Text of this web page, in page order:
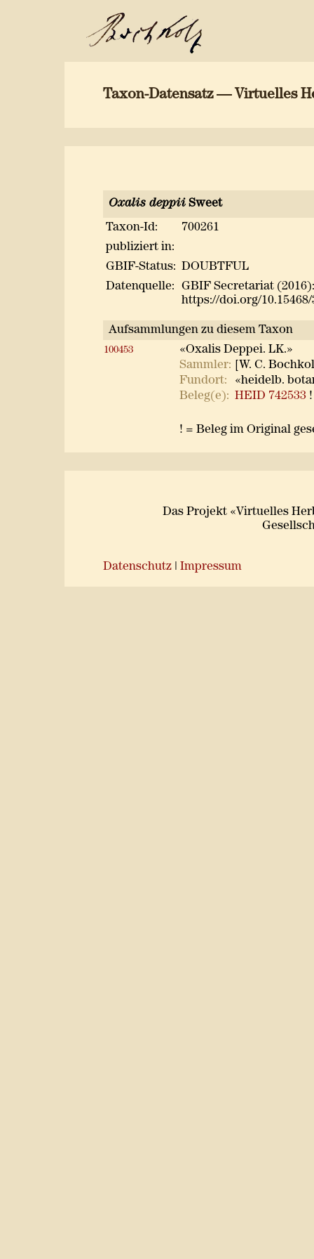
Taxon-Datensatz — Virtuelles
Oxalis deppii Sweet
Taxon-Id:
700261
publiziert in:
GBIF-Status: DOUBTFUL
Datenquelle:
GBIF Secretariat
https://doi.org/10.15468/
Aufsammlungen zu diesem Taxon
100453
«Oxalis Deppei. LK.»
Sammler:
[W. C.
Fundort:
«heidelb.
Beleg(e): HEID 742533 !
! = Beleg im Original
Das Projekt «Virtuelles
Datenschutz Impressum